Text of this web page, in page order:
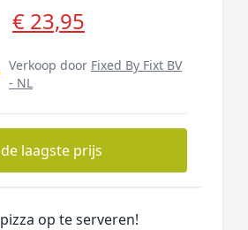
€ 23,95
Verkoop door Fixed By Fixt BV
- NL
laagste prijs
op te serveren!